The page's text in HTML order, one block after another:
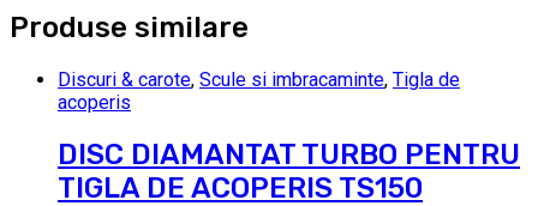
Produse similare
Discuri & carote, Scule si imbracaminte, Tigla de
acoperis
DISC DIAMANTAT TURBO PENTRU
TIGLA DE ACOPERIS TS150